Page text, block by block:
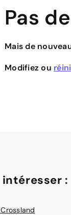
Pas
Mais de
Modifiez ou
: